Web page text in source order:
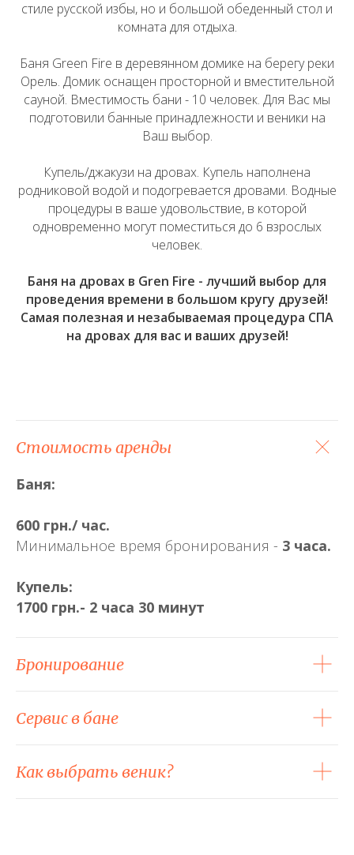
стиле русской избы, но и большой обеденный стол и
комната для отдыха.
Баня Green Fire в деревянном домике на берегу реки
Орель. Домик оснащен просторной и вместительной
сауной. Вместимость бани - 10 человек. Для Вас мы
подготовили банные принадлежности и веники на
Ваш выбор.
Купель/джакузи на дровах. Купель наполнена
родниковой водой и подогревается дровами. Водные
процедуры в ваше удовольствие, в которой
одновременно могут поместиться до 6 взрослых
человек.
Баня на дровах в Gren Fire - лучший выбор для
проведения времени в большом кругу друзей!
Самая полезная и незабываемая процедура СПА
на дровах для вас и ваших друзей!
Стоимость аренды
Баня:
600 грн./ час.
Минимальное время бронирования - 3 часа.
Купель:
1700 грн.- 2 часа 30 минут
Бронирование
Сервис в бане
Как выбрать веник?